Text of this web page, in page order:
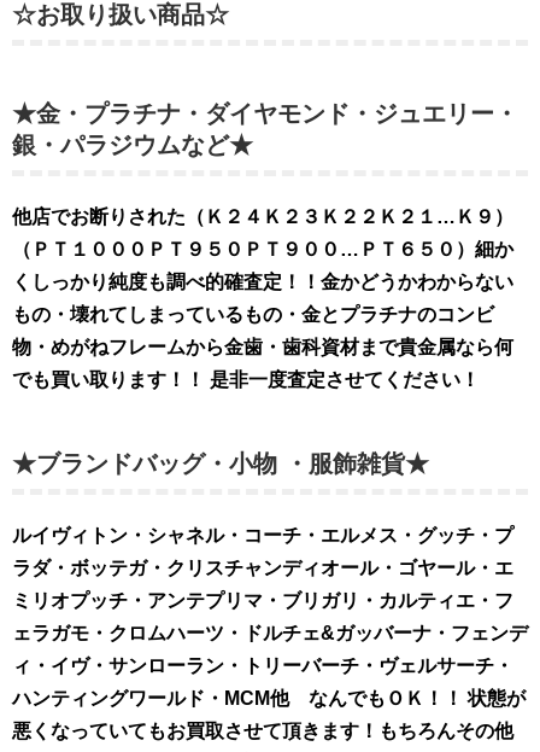
☆お取り扱い商品☆
★金・プラチナ・ダイヤモンド・ジュエリー・
銀・パラジウムなど★
他店でお断りされた（Ｋ２４Ｋ２３Ｋ２２Ｋ２１…Ｋ９）
（ＰＴ１０００ＰＴ９５０ＰＴ９００…ＰＴ６５０）細か
くしっかり純度も調べ的確査定！！金かどうかわからない
もの・壊れてしまっているもの・金とプラチナのコンビ
物・めがねフレームから金歯・歯科資材まで貴金属なら何
でも買い取ります！！ 是非一度査定させてください！
★ブランドバッグ・小物 ・服飾雑貨★
ルイヴィトン・シャネル・コーチ・エルメス・グッチ・プ
ラダ・ボッテガ・クリスチャンディオール・ゴヤール・エ
ミリオプッチ・アンテプリマ・ブリガリ・カルティエ・フ
ェラガモ・クロムハーツ・ドルチェ&ガッバーナ・フェンデ
ィ・イヴ・サンローラン・トリーバーチ・ヴェルサーチ・
ハンティングワールド・MCM他 なんでもＯＫ！！ 状態が
悪くなっていてもお買取させて頂きます！もちろんその他